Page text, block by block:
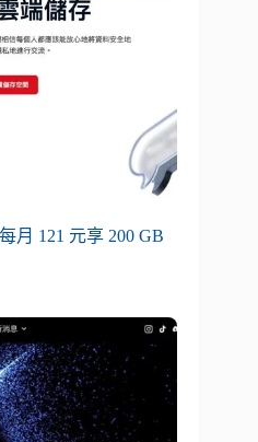
月 121 元享 200 GB